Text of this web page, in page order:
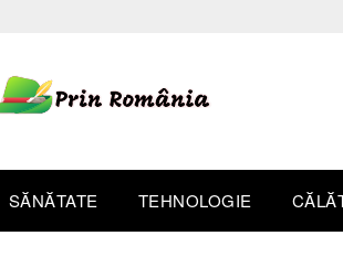
SĂNĂTATE TEHNOLOGIE